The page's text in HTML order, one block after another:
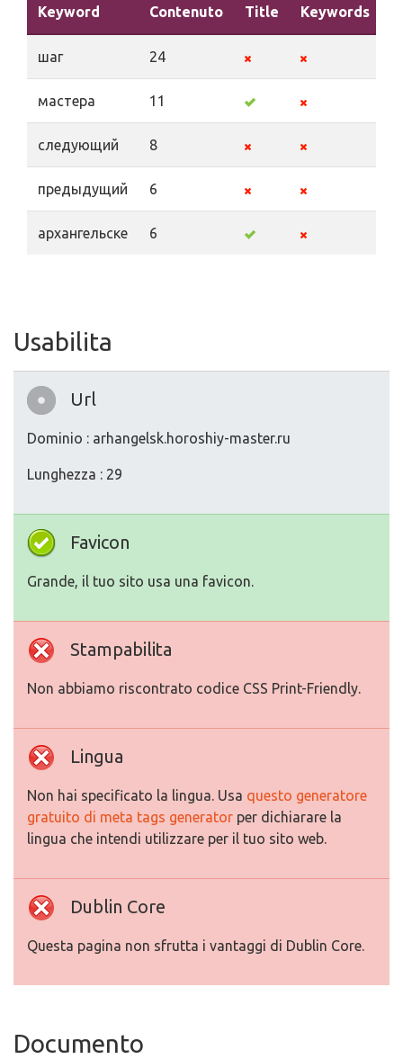
Keyword Contenuto Title Keywords
шаг 24
мастера 11
следующий 8
предыдущий 6
архангельске 6
Usabilita
Url
Dominio : arhangelsk.horoshiy-master.ru
Lunghezza : 29
Favicon
Grande, il tuo sito usa una favicon.
Stampabilita
Non abbiamo riscontrato codice CSS Print-Friendly.
Lingua
Non hai specificato la lingua. Usa questo generatore
gratuito di meta tags generator per dichiarare la
lingua che intendi utilizzare per il tuo sito web.
Dublin Core
Questa pagina non sfrutta i vantaggi di Dublin Core.
Documento